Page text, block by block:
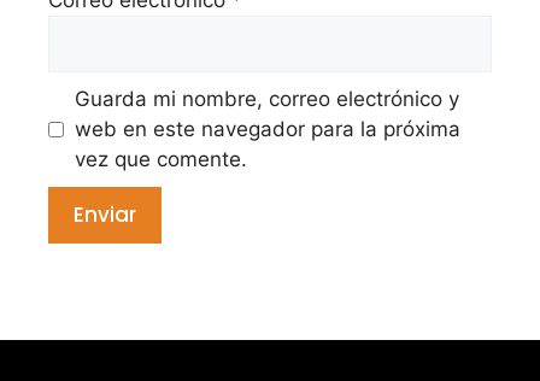
Guarda mi nombre, correo electrónico y
web en este navegador para la próxima
vez que comente.